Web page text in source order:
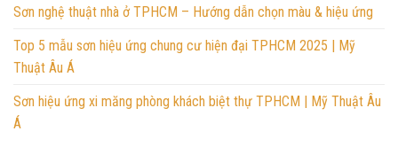
Sơn nghệ thuật nhà ở TPHCM – Hướng dẫn chọn màu & hiệu ứng
Top 5 mẫu sơn hiệu ứng chung cư hiện đại TPHCM 2025 | Mỹ
Thuật Âu Á
Sơn hiệu ứng xi măng phòng khách biệt thự TPHCM | Mỹ Thuật Âu
Á